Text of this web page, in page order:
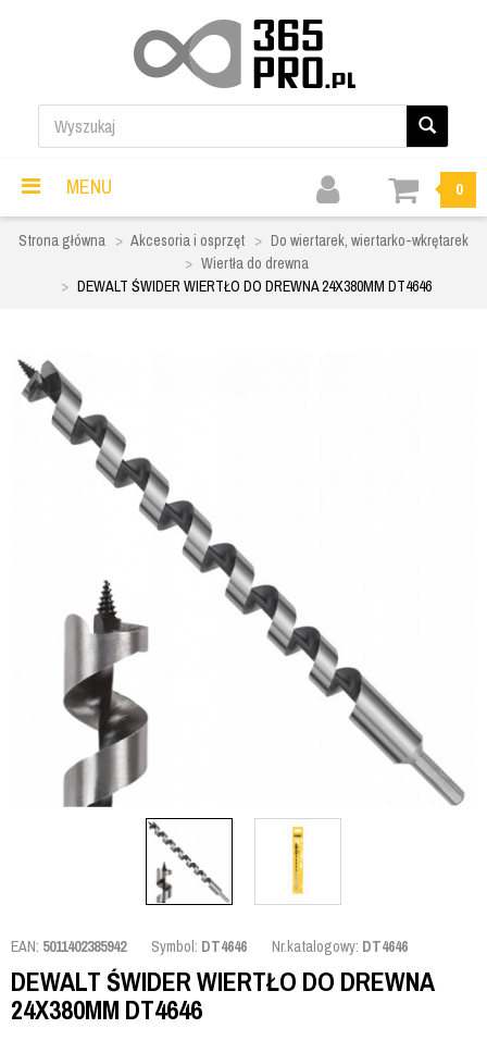
MENU 0
Strona główna Akcesoria i osprzęt
Do wiertarek, wiertarko-wkrętarek
Wiertła do drewna
DEWALT ŚWIDER WIERTŁO DO DREWNA 24X380MM DT4646
EAN: 5011402385942 Symbol: DT4646 Nr.katalogowy: DT4646
DEWALT ŚWIDER WIERTŁO DO DREWNA
24X380MM DT4646